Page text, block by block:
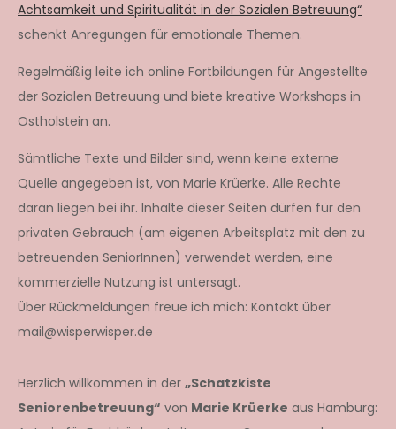
Achtsamkeit und Spiritualität in der Sozialen Betreuung“
schenkt Anregungen für emotionale Themen.
Regelmäßig leite ich online Fortbildungen für Angestellte
der Sozialen Betreuung und biete kreative Workshops in
Ostholstein an.
Sämtliche Texte und Bilder sind, wenn keine externe
Quelle angegeben ist, von Marie Krüerke. Alle Rechte
daran liegen bei ihr. Inhalte dieser Seiten dürfen für den
privaten Gebrauch (am eigenen Arbeitsplatz mit den zu
betreuenden SeniorInnen) verwendet werden, eine
kommerzielle Nutzung ist untersagt.
Über Rückmeldungen freue ich mich: Kontakt über
mail@wisperwisper.de
Herzlich willkommen in der „Schatzkiste
Seniorenbetreuung“ von Marie Krüerke aus Hamburg: